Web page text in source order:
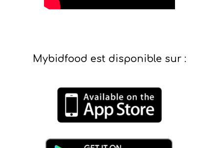
Mybidfood est disponible sur :